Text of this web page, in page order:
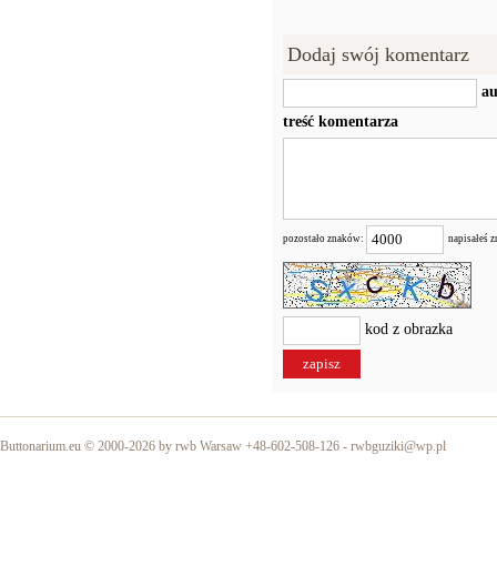
Dodaj swój komentarz
treść komentarza
pozostało znaków: napisałeś
kod z obrazka
Buttonarium.eu © 2000-2026 by rwb Warsaw +48-602-508-126 - rwbguziki@wp.pl